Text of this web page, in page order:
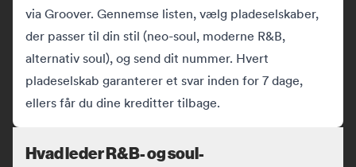
via Groover. Gennemse listen, vælg pladeselskaber,
der passer til din stil (neo-soul, moderne R&B,
alternativ soul), og send dit nummer. Hvert
pladeselskab garanterer et svar inden for 7 dage,
ellers får du dine kreditter tilbage.
Hvad leder R&B- og soul-